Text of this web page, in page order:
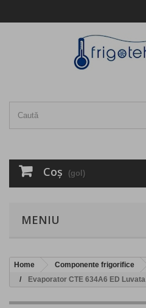
Coş (gol)
MENIU
Home Componente frigorifice
Evaporator CTE 634A6 ED Luvata